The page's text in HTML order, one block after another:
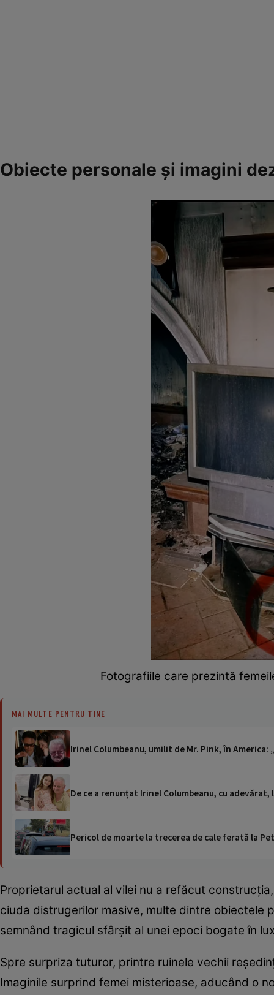
Obiecte personale și imagini
Fotografiile care prezintă
MAI MULTE PENTRU TINE
Irinel Columbeanu, umilit de Mr. Pink, în
De ce a renunțat Irinel Columbeanu, cu
Pericol de moarte la trecerea de cale ferată la
Proprietarul actual al vilei nu a refăcut
ciuda distrugerilor masive, multe dintre obiectele
semnând tragicul sfârșit al unei epoci bogate în
Spre surpriza tuturor, printre ruinele vechii
Imaginile surprind femei misterioase, aducând o